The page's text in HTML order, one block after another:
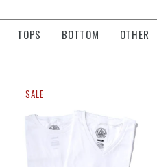
TOPS BOTTOM OTHER
SALE